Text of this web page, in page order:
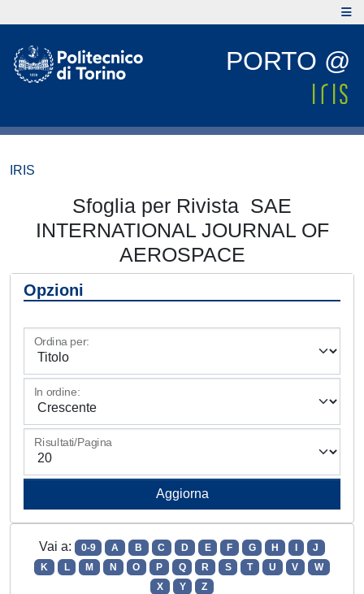
PORTO @
IRIS
Sfoglia per Rivista SAE
INTERNATIONAL JOURNAL OF
AEROSPACE
Opzioni
Ordina per:
In ordine:
Risultati/Pagina
Vai a: 0-9 A B C D E F G H
J
K
L M N O P Q R S T U V
W
X
Y Z